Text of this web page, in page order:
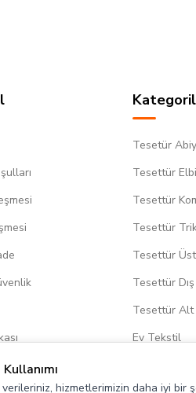
Tesetür
Tesettür
Tesettür
Tesettür
Tesettür
Tesettür
Tesettür Alt
Ev Tekstil
Kullanımı
verileriniz, hizmetlerimizin daha iyi